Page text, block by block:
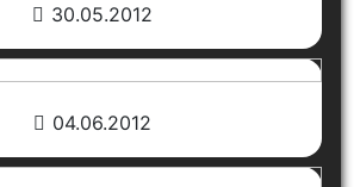
30.05.2012
04.06.2012